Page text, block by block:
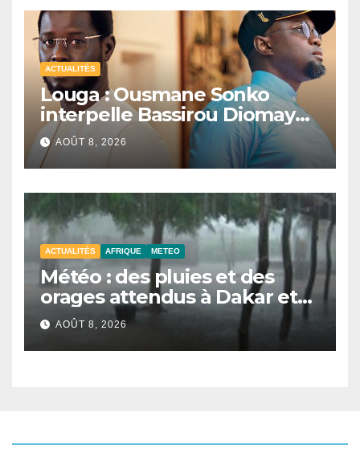
ACTUALITÉS
Louga : Ousmane Sonko
interpelle Bassirou Diomaye
Faye sur la date des élections
locales
AOÛT 8, 2026
ACTUALITÉS AFRIQUE METEO
Météo : des pluies et des
orages attendus à Dakar et
dans plusieurs localités ce
samedi
AOÛT 8, 2026